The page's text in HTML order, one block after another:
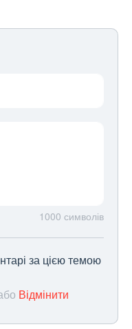
1000 символів
за цією темою
Відмінити